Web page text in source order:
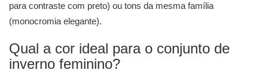
para contraste com preto) ou tons da mesma família
(monocromia elegante).
Qual a cor ideal para o conjunto de
inverno feminino?